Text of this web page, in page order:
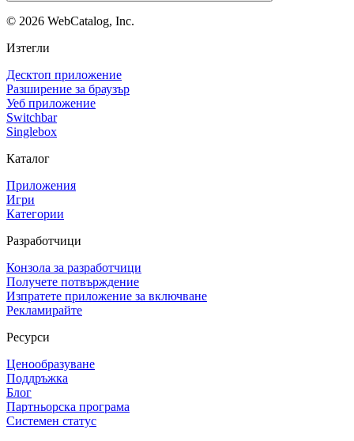
© 2026 WebCatalog, Inc.
Изтегли
Десктоп приложение
Разширение за браузър
Уеб приложение
Switchbar
Singlebox
Каталог
Приложения
Игри
Категории
Разработчици
Конзола за разработчици
Получете потвърждение
Изпратете приложение за включване
Рекламирайте
Ресурси
Ценообразуване
Поддръжка
Блог
Партньорска програма
Системен статус